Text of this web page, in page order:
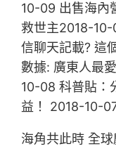
10-09 出售海內
救世主2018-
信聊天記載? 這
數據: 廣東人最
10-08 科普貼：
益！ 2018-10-
海角共此時 全